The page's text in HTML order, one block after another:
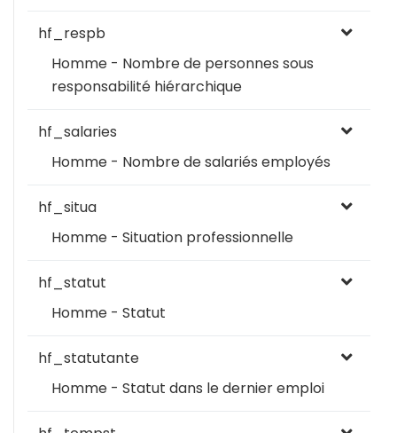
hf_respb
Homme - Nombre de personnes sous
responsabilité hiérarchique
hf_salaries
Homme - Nombre de salariés employés
hf_situa
Homme - Situation professionnelle
hf_statut
Homme - Statut
hf_statutante
Homme - Statut dans le dernier emploi